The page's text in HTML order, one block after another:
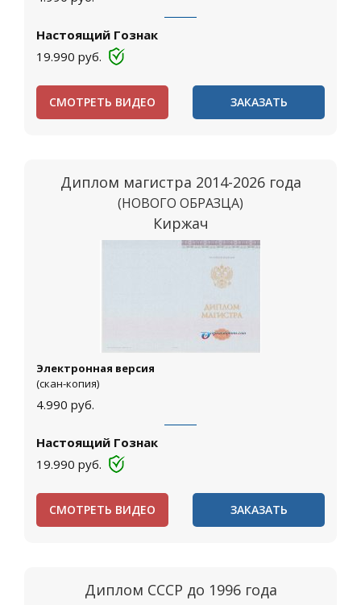
Настоящий Гознак
19.990 руб.
СМОТРЕТЬ ВИДЕО ЗАКАЗАТЬ
Диплом магистра 2014-2026 года
(НОВОГО ОБРАЗЦА)
Киржач
Электронная версия
(скан-копия)
4.990 руб.
Настоящий Гознак
19.990 руб.
СМОТРЕТЬ ВИДЕО ЗАКАЗАТЬ
Диплом СССР до 1996 года